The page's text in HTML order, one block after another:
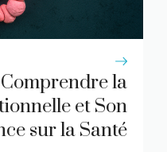
la
et Son
sur la Santé